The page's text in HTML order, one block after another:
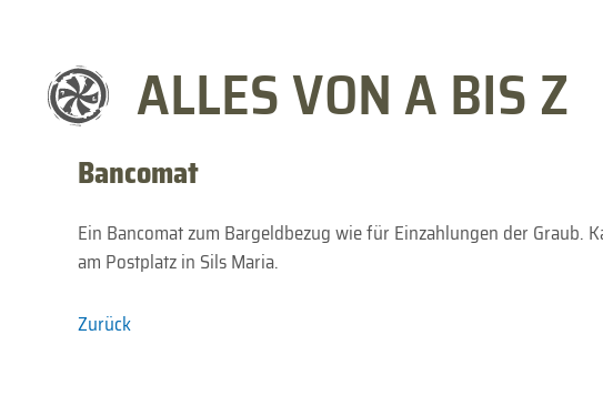
ALLES VON A BIS Z
Bancomat
Ein Bancomat zum Bargeldbezug wie für Einzahlungen der
am Postplatz in Sils Maria.
Zurück